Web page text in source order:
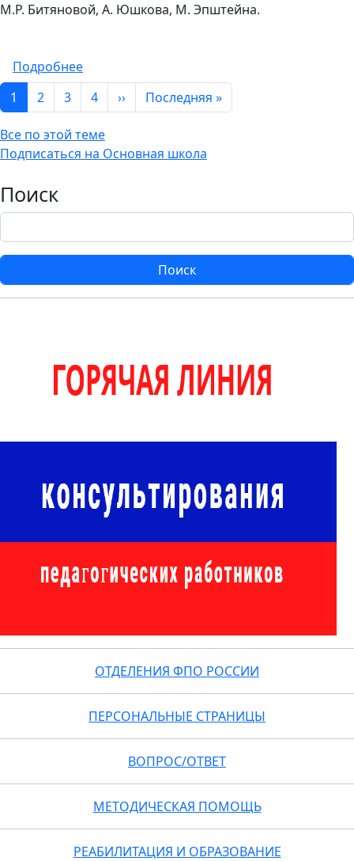
М.Р. Битяновой, А. Юшкова, М. Эпштейна.
Подробнеео "Мыслитель"
Нумерация страниц
1 2 3 4 ››Следующая страница
Последняя »Последняя страница
Все по этой теме
Подписаться на Основная школа
Поиск
Поиск
ОТДЕЛЕНИЯ ФПО РОССИИ
ПЕРСОНАЛЬНЫЕ СТРАНИЦЫ
ВОПРОС/ОТВЕТ
МЕТОДИЧЕСКАЯ ПОМОЩЬ
РЕАБИЛИТАЦИЯ И ОБРАЗОВАНИЕ